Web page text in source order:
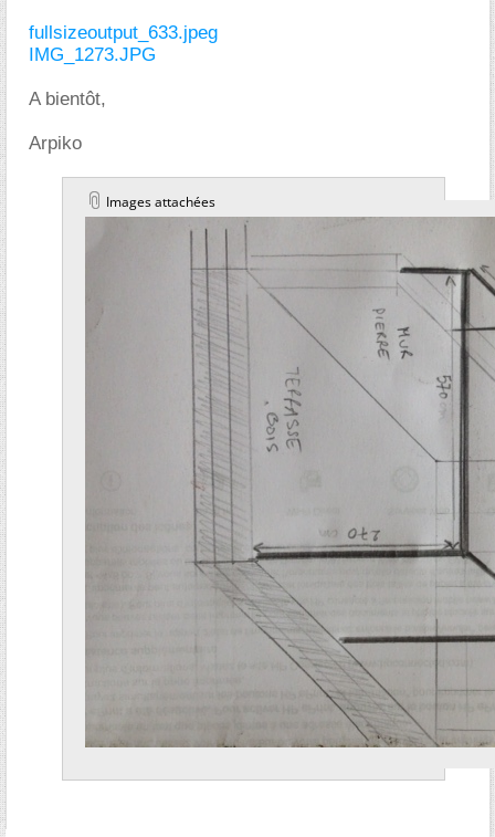
fullsizeoutput_633.jpeg
IMG_1273.JPG
A bientôt,
Arpiko
Images attachées